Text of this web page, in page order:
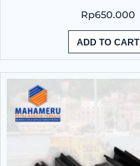
Rp650.000
ADD TO CART